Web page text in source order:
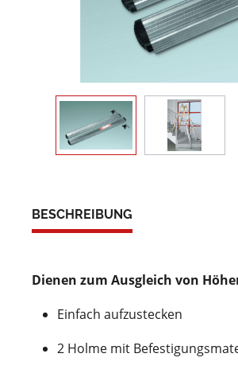
BESCHREIBUNG
Dienen zum Ausgleich von
Einfach aufzustecken
2 Holme mit